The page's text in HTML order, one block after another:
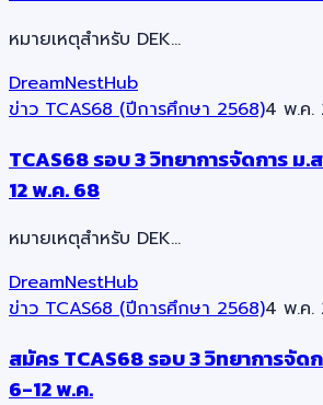
หมายเหตุสำหรับ DEK…
DreamNestHub
ข่าว TCAS68 (ปีการศึกษา 2568)4 พ.ค.
TCAS68 รอบ 3 วิทยาการจัดการ ม
12 พ.ค. 68
หมายเหตุสำหรับ DEK…
DreamNestHub
ข่าว TCAS68 (ปีการศึกษา 2568)4 พ.ค.
สมัคร TCAS68 รอบ 3 วิทยาการจัด
6-12 พ.ค.